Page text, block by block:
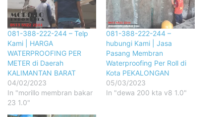
081-388-222-244 – Telp
Kami | HARGA
WATERPROOFING PER
METER di Daerah
KALIMANTAN BARAT
04/02/2023
In "morillo membran bakar
23 1.0"
081-388-222-244 –
hubungi Kami | Jasa
Pasang Membran
Waterproofing Per Roll di
Kota PEKALONGAN
05/03/2023
In "dewa 200 kta v8 1.0"